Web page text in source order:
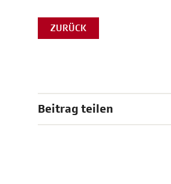
ZURÜCK
Beitrag teilen